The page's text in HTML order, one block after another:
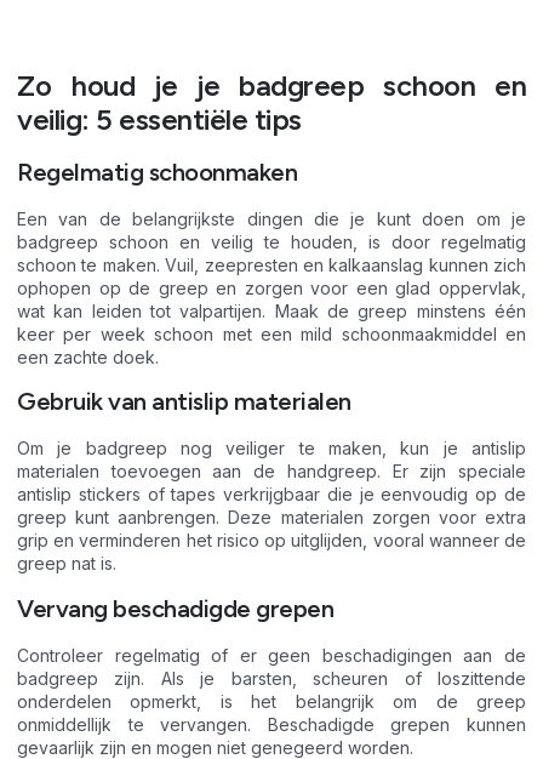
Zo houd je je badgreep schoon en
veilig: 5 essentiële tips
Regelmatig schoonmaken
Een van de belangrijkste dingen die je kunt doen om je
badgreep schoon en veilig te houden, is door regelmatig
schoon te maken. Vuil, zeepresten en kalkaanslag kunnen zich
ophopen op de greep en zorgen voor een glad oppervlak,
wat kan leiden tot valpartijen. Maak de greep minstens één
keer per week schoon met een mild schoonmaakmiddel en
een zachte doek.
Gebruik van antislip materialen
Om je badgreep nog veiliger te maken, kun je antislip
materialen toevoegen aan de handgreep. Er zijn speciale
antislip stickers of tapes verkrijgbaar die je eenvoudig op de
greep kunt aanbrengen. Deze materialen zorgen voor extra
grip en verminderen het risico op uitglijden, vooral wanneer de
greep nat is.
Vervang beschadigde grepen
Controleer regelmatig of er geen beschadigingen aan de
badgreep zijn. Als je barsten, scheuren of loszittende
onderdelen opmerkt, is het belangrijk om de greep
onmiddellijk te vervangen. Beschadigde grepen kunnen
gevaarlijk zijn en mogen niet genegeerd worden.